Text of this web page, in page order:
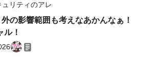
ュリティのアレ
外の影響範囲も考えなあかんなぁ！
ル！